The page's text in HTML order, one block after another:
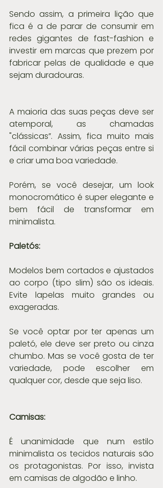
Sendo assim, a primeira lição que
fica é a de parar de consumir em
redes gigantes de fast-fashion e
investir em marcas que prezem por
fabricar pelas de qualidade e que
sejam duradouras.
A maioria das suas peças deve ser
atemporal, as chamadas
"clássicas”. Assim, fica muito mais
fácil combinar várias peças entre si
e criar uma boa variedade.
Porém, se você desejar, um look
monocromático é super elegante e
bem fácil de transformar em
minimalista.
Paletós:
Modelos bem cortados e ajustados
ao corpo (tipo slim) são os ideais.
Evite lapelas muito grandes ou
exageradas.
Se você optar por ter apenas um
paletó, ele deve ser preto ou cinza
chumbo. Mas se você gosta de ter
variedade, pode escolher em
qualquer cor, desde que seja liso.
Camisas:
É unanimidade que num estilo
minimalista os tecidos naturais são
os protagonistas. Por isso, invista
em camisas de algodão e linho.